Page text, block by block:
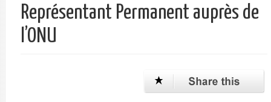
Représentant Permanent auprès de
l’ONU